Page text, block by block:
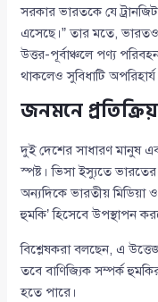
সরকার ভারতকে যে
এসেছে।” তার মতে,
উত্তর-পূর্বাঞ্চলে পণ্য
থাকলেও সুবিধাটি
জনমনে
দুই দেশের সাধারণ মানুষ
স্পষ্ট। ভিসা ইস্যুতে
অন্যদিকে ভারতীয় মিডিয়া
হুমকি’ হিসেবে উপস্থাপন
বিশ্লেষকরা বলছেন, এ
তবে বাণিজ্যিক সম্পর্ক
হতে পারে।